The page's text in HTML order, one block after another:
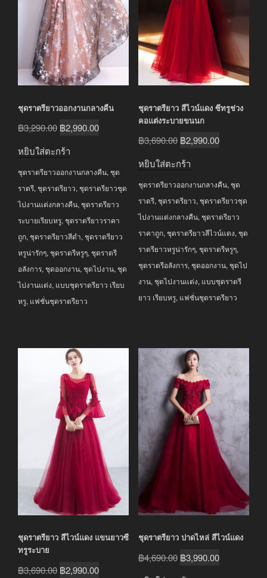
ชุดราตรียาวออกงานกลางคืน
฿3,290.00 Original
฿3,290.00.
฿2,990.00Current
฿2,990.00.
หยิบใส่ตะกร้า
ชุดราตรียาวออกงานกลางคืน, ชุด
ราตรี, ชุดราตรียาว, ชุดราตรียาวชุด
ไปงานแต่งกลางคืน, ชุดราตรียาว
ระบายเรียบหรู, ชุดราตรียาวราคา
ถูก, ชุดราตรียาวสีดำ, ชุดราตรียาว
หรูน่ารักๆ, ชุดราตรีหรูๆ, ชุดราตรี
อลังการ, ชุดออกงาน, ชุดไปงาน, ชุด
ไปงานแต่ง, แบบชุดราตรียาว เรียบ
หรู, แฟชั่นชุดราตรียาว
ชุดราตรียาว สีไวน์แดง ซีทรูช่วง
คอแต่งระบายขนนก
฿3,690.00 Original
฿3,690.00.
฿2,990.00Current
฿2,990.00.
หยิบใส่ตะกร้า
ชุดราตรียาวออกงานกลางคืน, ชุด
ราตรี, ชุดราตรียาว, ชุดราตรียาวชุด
ไปงานแต่งกลางคืน, ชุดราตรียาว
ราคาถูก, ชุดราตรียาวสีไวน์แดง, ชุด
ราตรียาวหรูน่ารักๆ, ชุดราตรีหรูๆ,
ชุดราตรีอลังการ, ชุดออกงาน, ชุดไป
งาน, ชุดไปงานแต่ง, แบบชุดราตรี
ยาว เรียบหรู, แฟชั่นชุดราตรียาว
ชุดราตรียาว สีไวน์แดง แขนยาวซี
ทรูระบาย
฿3,690.00 Original
฿2,990.00Current
ชุดราตรียาว ปาดไหล่ สีไวน์แดง
฿4,690.00 Original
฿3,990.00Current